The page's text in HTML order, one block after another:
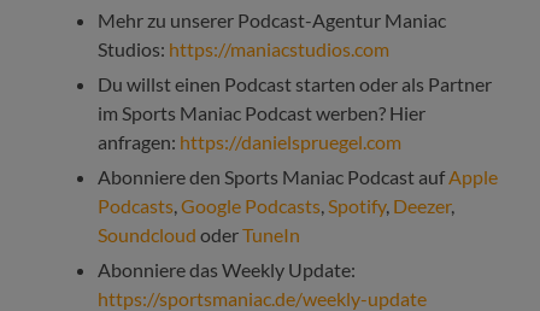
Mehr zu unserer Podcast-Agentur Maniac
Studios: https://maniacstudios.com
Du willst einen Podcast starten oder als Partner
im Sports Maniac Podcast werben? Hier
anfragen: https://danielspruegel.com
Abonniere den Sports Maniac Podcast auf Apple
Podcasts ,Google Podcasts Spotify, Deezer,
Soundcloud oderTuneIn
Abonniere das Weekly Update:
https://sportsmaniac.de/weekly-update